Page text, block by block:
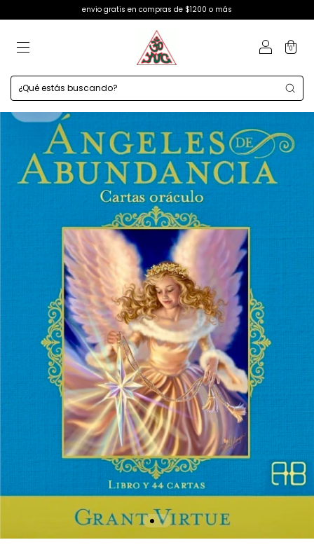
envio gratis en compras de $1200 o más
0